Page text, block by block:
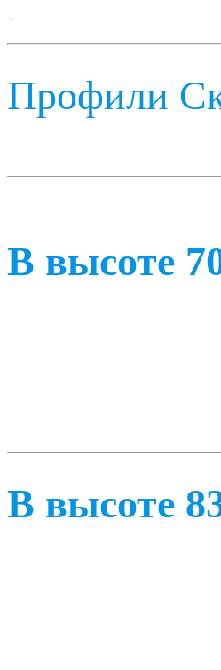
Профили
В высоте
В высоте